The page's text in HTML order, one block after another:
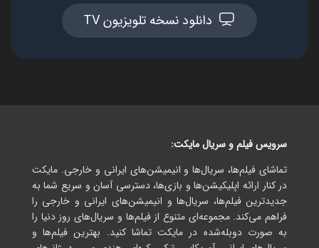
دانلود نسخه تلویزیون TV
سرویس فیلم و سریال مایکت:
تماشای فیلم‌ها، سریال‌ها و انیمیشن‌های ایرانی و خارجی. مایکت
در کنار ارائه اپلیکیشن‌ها و بازی‌ها، دسترسی آسان و سریع شما به
جدیدترین فیلم‌ها، سریال‌ها و انیمیشن‌های ایرانی و خارجی را
فراهم می‌کند. مجموعه‌ای متنوع از فیلم‌ها و سریال‌های روز دنیا را
به صورت دوبله‌شده در مایکت تماشا کنید. بهترین فیلم‌ها و